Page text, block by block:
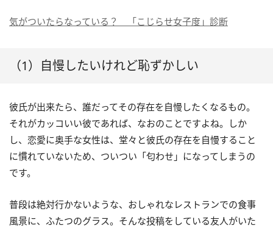
気がついたらなっている？ 「こじらせ女子度」診断
（1）自慢したいけれど恥ずかしい
彼氏が出来たら、誰だってその存在を自慢したくなるもの。
それがカッコいい彼であれば、なおのことですよね。しか
し、恋愛に奥手な女性は、堂々と彼氏の存在を自慢すること
に慣れていないため、ついつい「匂わせ」になってしまうの
です。
普段は絶対行かないような、おしゃれなレストランでの食事
風景に、ふたつのグラス。そんな投稿をしている友人がいた